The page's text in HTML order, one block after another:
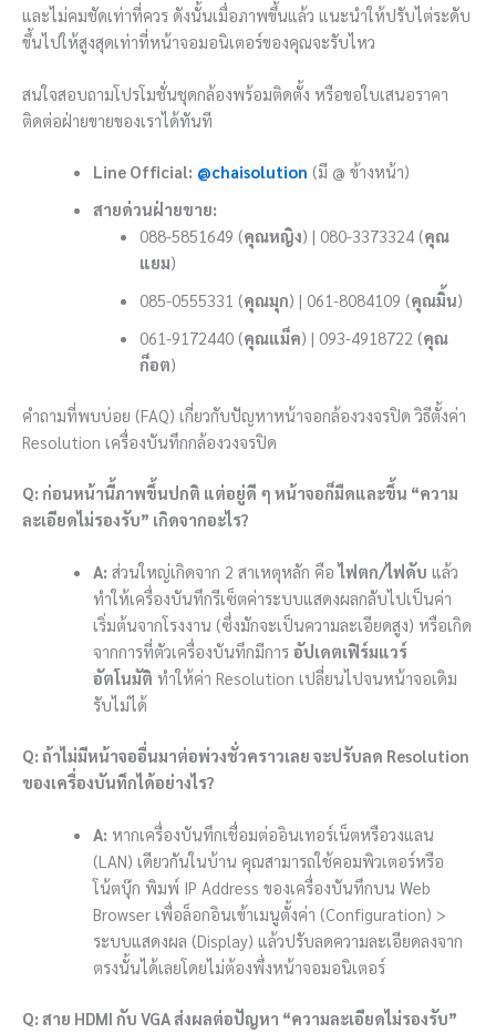
และไม่คมชัดเท่าที่ควร ดังนั้นเมื่อภาพขึ้นแล้ว แนะนำให้ปรับไต่ระดับ
ขึ้นไปให้สูงสุดเท่าที่หน้าจอมอนิเตอร์ของคุณจะรับไหว
สนใจสอบถามโปรโมชั่นชุดกล้องพร้อมติดตั้ง หรือขอใบเสนอราคา
ติดต่อฝ่ายขายของเราได้ทันที
Line Official: @chaisolution (มี @ ข้างหน้า)
สายด่วนฝ่ายขาย:
088-5851649 (คุณหญิง) | 080-3373324 (คุณ
แยม)
085-0555331 (คุณมุก) | 061-8084109 (คุณมิ้น)
061-9172440 (คุณแม็ค) | 093-4918722 (คุณ
ก็อต)
คำถามที่พบบ่อย (FAQ) เกี่ยวกับปัญหาหน้าจอกล้องวงจรปิด วิธีตั้งค่า
Resolution เครื่องบันทึกกล้องวงจรปิด
Q: ก่อนหน้านี้ภาพขึ้นปกติ แต่อยู่ดี ๆ หน้าจอก็มืดและขึ้น “ความ
ละเอียดไม่รองรับ” เกิดจากอะไร?
A: ส่วนใหญ่เกิดจาก 2 สาเหตุหลัก คือไฟตก/ไฟดับ แล้ว
ทำให้เครื่องบันทึกรีเซ็ตค่าระบบแสดงผลกลับไปเป็นค่า
เริ่มต้นจากโรงงาน (ซึ่งมักจะเป็นความละเอียดสูง) หรือเกิด
จากการที่ตัวเครื่องบันทึกมีการ อัปเดตเฟิร์มแวร์
อัตโนมัติ ทำให้ค่า Resolution เปลี่ยนไปจนหน้าจอเดิม
รับไม่ได้
Q: ถ้าไม่มีหน้าจออื่นมาต่อพ่วงชั่วคราวเลย จะปรับลด Resolution
ของเครื่องบันทึกได้อย่างไร?
A: หากเครื่องบันทึกเชื่อมต่ออินเทอร์เน็ตหรือวงแลน
(LAN) เดียวกันในบ้าน คุณสามารถใช้คอมพิวเตอร์หรือ
โน้ตบุ๊ก พิมพ์ IP Address ของเครื่องบันทึกบน Web
Browser เพื่อล็อกอินเข้าเมนูตั้งค่า (Configuration) >
ระบบแสดงผล (Display) แล้วปรับลดความละเอียดลงจาก
ตรงนั้นได้เลยโดยไม่ต้องพึ่งหน้าจอมอนิเตอร์
Q: สาย HDMI กับ VGA ส่งผลต่อปัญหา “ความละเอียดไม่รองรับ”